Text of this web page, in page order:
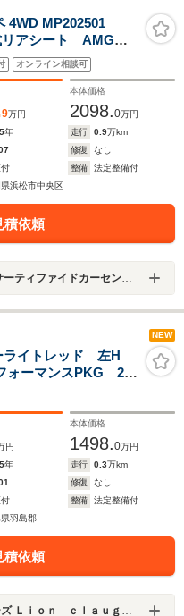
4WD MP202501
アシート AMGカ
ュ本革シート メモ
チレーター ステア
ジ フットオープナ
オンライン相談可
9万円
本体価格
2098.0万円
年 走行 0.9万km
修復
なし
整備
法定整備付
浜松市中央区
積依頼
ィファイドカーセンター
NEW
ライトレッド 左H
ォーマンスPKG 21
ップディスプレイ
円
本体価格
1498.0万円
年 走行 0.3万km
修復
なし
整備
法定整備付
羽島郡
積依頼
ｎ ｃｌａｕｇｈ＆ｔｅａｓ